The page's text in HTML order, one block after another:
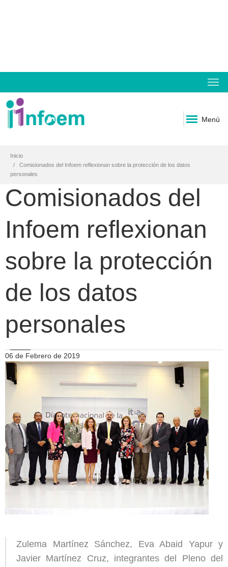
Menú
Inicio
Comisionados del Infoem reflexionan sobre la protección de los datos
personales
Comisionados del
Infoem reflexionan
sobre la protección
de los datos
personales
06 de Febrero de 2019
Zulema Martínez Sánchez, Eva Abaid Yapur y
Javier Martínez Cruz, integrantes del Pleno del